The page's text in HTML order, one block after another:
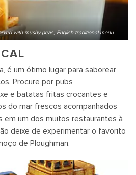
with mushy peas, English traditional menu
é um ótimo lugar para saborear
Procure por pubs
e batatas fritas crocantes e
do mar frescos acompanhados
em um dos muitos restaurantes à
deixe de experimentar o favorito
de Ploughman.